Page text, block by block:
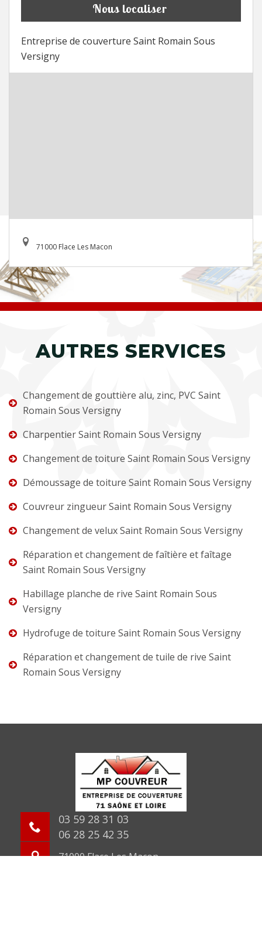
Nous localiser
Entreprise de couverture Saint Romain Sous
Versigny
71000 Flace Les Macon
AUTRES SERVICES
Changement de gouttière alu, zinc, PVC Saint
Romain Sous Versigny
Charpentier Saint Romain Sous Versigny
Changement de toiture Saint Romain Sous Versigny
Démoussage de toiture Saint Romain Sous Versigny
Couvreur zingueur Saint Romain Sous Versigny
Changement de velux Saint Romain Sous Versigny
Réparation et changement de faîtière et faîtage
Saint Romain Sous Versigny
Habillage planche de rive Saint Romain Sous
Versigny
Hydrofuge de toiture Saint Romain Sous Versigny
Réparation et changement de tuile de rive Saint
Romain Sous Versigny
03 59 28 31 03
06 28 25 42 35
71000 Flace Les Macon